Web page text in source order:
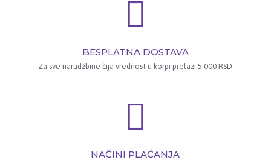
BESPLATNA DOSTAVA
Za sve narudžbine čija vrednost u korpi prelazi 5.000 RSD
NAČINI PLAĆANJA